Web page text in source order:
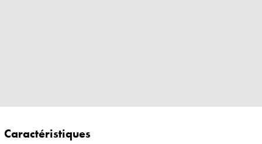
Caractéristiques